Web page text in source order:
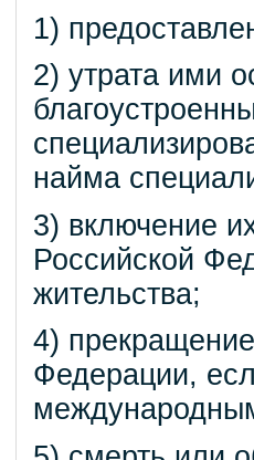
1)
2) утрата ими
найма
3) включение
Российской
жительства;
4)
Федерации,